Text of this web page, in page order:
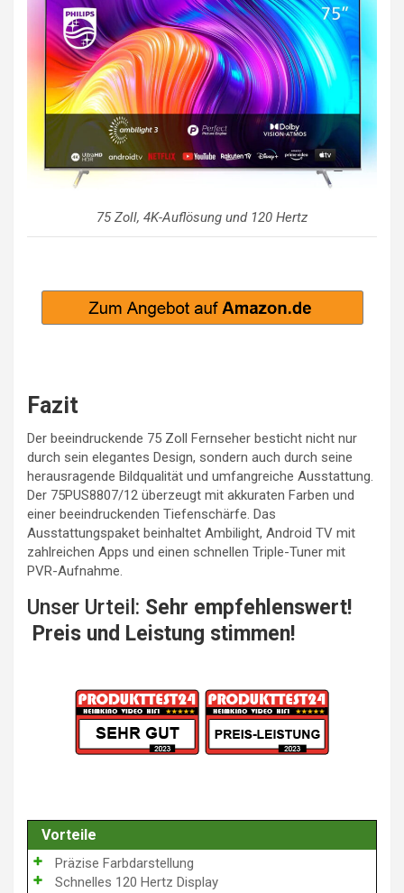
75 Zoll, 4K-Auflösung und 120 Hertz
Fazit
Der beeindruckende 75 Zoll Fernseher besticht nicht nur
durch sein elegantes Design, sondern auch durch seine
herausragende Bildqualität und umfangreiche Ausstattung.
Der 75PUS8807/12 überzeugt mit akkuraten Farben und
einer beeindruckenden Tiefenschärfe. Das
Ausstattungspaket beinhaltet Ambilight, Android TV mit
zahlreichen Apps und einen schnellen Triple-Tuner mit
PVR-Aufnahme.
Unser Urteil: Sehr empfehlenswert!
Preis und Leistung stimmen!
Vorteile
Präzise Farbdarstellung
Schnelles 120 Hertz Display